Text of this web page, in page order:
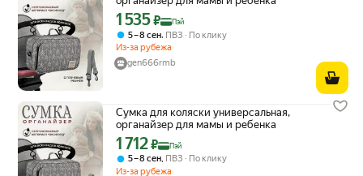
Цена с картой Яндекс Пэй 1535 ₽ вместо
1 535₽ Пэй
5 – 8 сен, ПВЗ
По клику
Из-за рубежа
gen666rmb
Сумка для коляски универсальная,
органайзер для мамы и ребенка
Цена с картой Яндекс Пэй 1712 ₽ вместо
1 712₽ Пэй
5 – 8 сен, ПВЗ
По клику
Из-за рубежа